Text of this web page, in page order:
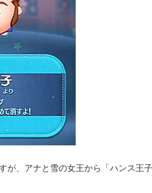
が、アナと雪の女王から「ハンス王子